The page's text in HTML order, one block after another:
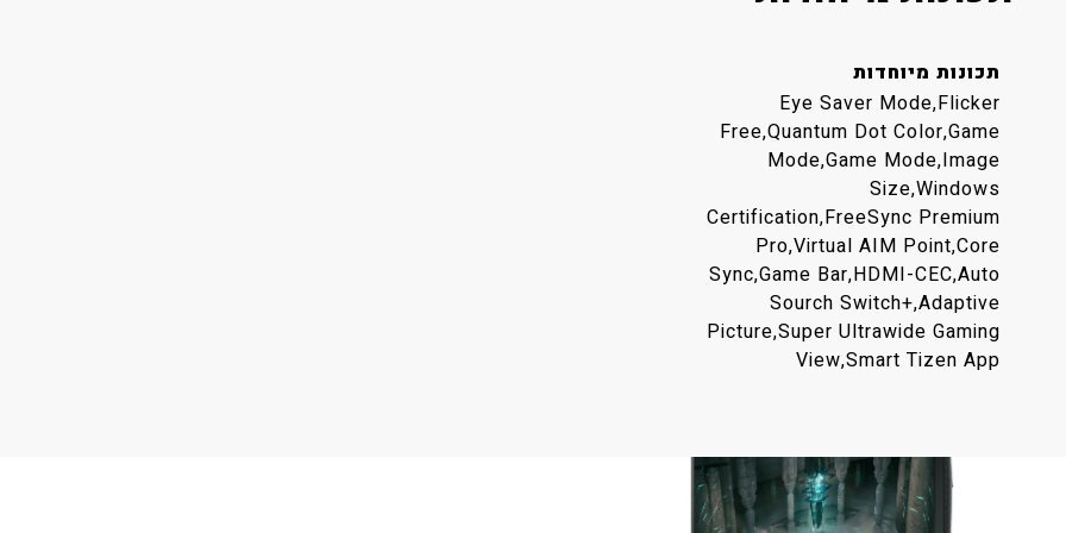
תכונות מיוחדות
Eye Saver Mode,Flicker
Free,Quantum Dot Color,Game
Mode,Game Mode,Image
Size,Windows
Certification,FreeSync Premium
Pro,Virtual AIM Point,Core
Sync,Game Bar,HDMI-CEC,Auto
Sourch Switch+,Adaptive
Picture,Super Ultrawide Gaming
View,Smart Tizen App